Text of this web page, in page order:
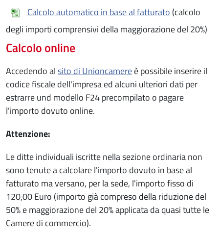
Calcolo automatico in base al fatturato (calcolo
degli importi comprensivi della maggiorazione del 20%)
Calcolo online
Accedendo alsito di Unioncamereè possibile inserire il
codice fiscale dell'impresa ed alcuni ulteriori dati per
estrarre und modello F24 precompilato o pagare
l'importo dovuto online.
Attenzione:
Le ditte individuali iscritte nella sezione ordinaria non
sono tenute a calcolare l'importo dovuto in base al
fatturato ma versano, per la sede, l'importo fisso di
120,00 Euro (importo già compreso della riduzione del
50% e maggiorazione del 20% applicata da quasi tutte le
Camere di commercio).